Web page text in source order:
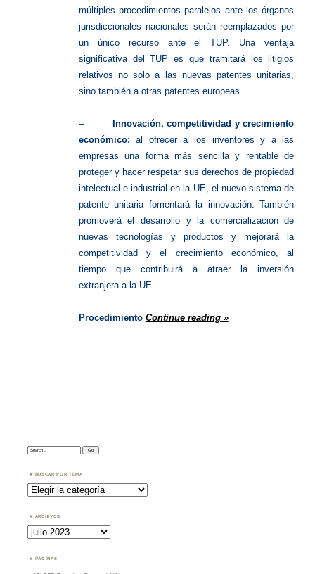
múltiples procedimientos paralelos ante los órganos
jurisdiccionales nacionales serán reemplazados por
un único recurso ante el TUP. Una ventaja
significativa del TUP es que tramitará los litigios
relativos no solo a las nuevas patentes unitarias,
sino también a otras patentes europeas.
–
Innovación, competitividad y crecimiento
económico: al ofrecer a los inventores y a las
empresas una forma más sencilla y rentable de
proteger y hacer respetar sus derechos de propiedad
intelectual e industrial en la UE, el nuevo sistema de
patente unitaria fomentará la innovación. También
promoverá el desarrollo y la comercialización de
nuevas tecnologías y productos y mejorará la
competitividad y el crecimiento económico, al
tiempo que contribuirá a atraer la inversión
extranjera a la UE.
Procedimiento Continue reading »
Search:
BUSCAR POR TEMA
Buscar
por
Tema
ARCHIVOS
Archivos
PÁGINAS